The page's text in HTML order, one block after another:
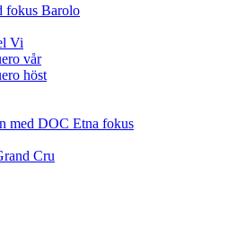
fokus Barolo
Vi
vår
höst
med DOC Etna fokus
Cru